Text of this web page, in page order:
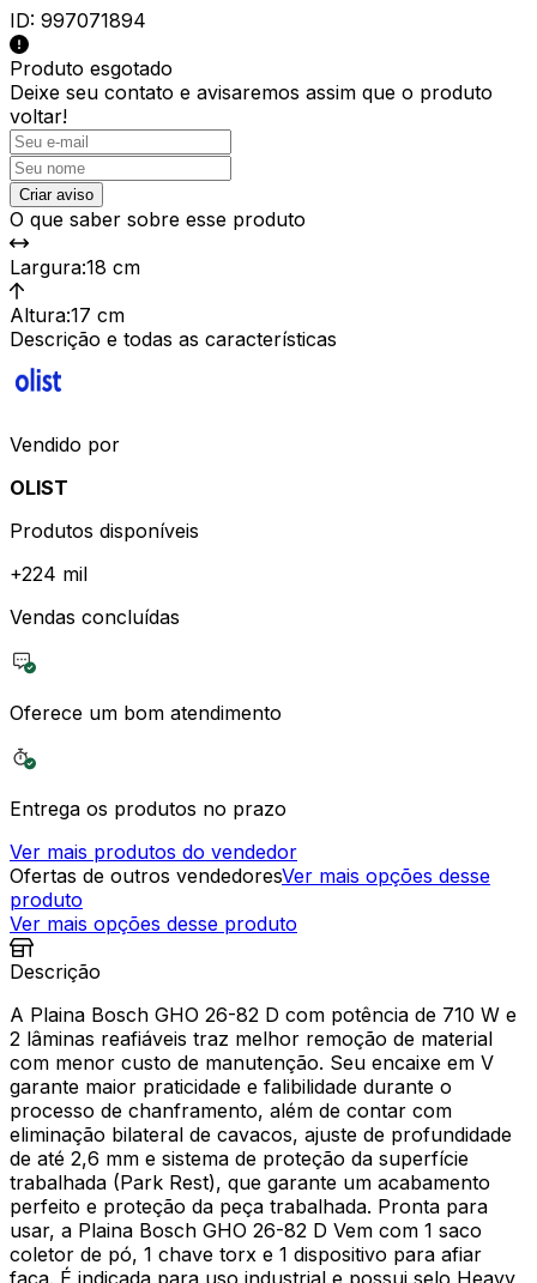
ID: 997071894
Produto esgotado
Deixe seu contato e avisaremos assim que o produto
voltar!
Criar aviso
O que saber sobre esse produto
Largura:18 cm
Altura:17 cm
Descrição e todas as características
Vendido por
OLIST
Produtos disponíveis
+224 mil
Vendas concluídas
Oferece um bom atendimento
Entrega os produtos no prazo
Ver mais produtos do vendedor
Ofertas de outros vendedoresVer mais opções desse
produto
Ver mais opções desse produto
Descrição
A Plaina Bosch GHO 26-82 D com potência de 710 W e
2 lâminas reafiáveis traz melhor remoção de material
com menor custo de manutenção. Seu encaixe em V
garante maior praticidade e falibilidade durante o
processo de chanframento, além de contar com
eliminação bilateral de cavacos, ajuste de profundidade
de até 2,6 mm e sistema de proteção da superfície
trabalhada (Park Rest), que garante um acabamento
perfeito e proteção da peça trabalhada. Pronta para
usar, a Plaina Bosch GHO 26-82 D Vem com 1 saco
coletor de pó, 1 chave torx e 1 dispositivo para afiar
faca. É indicada para uso industrial e possui selo Heavy